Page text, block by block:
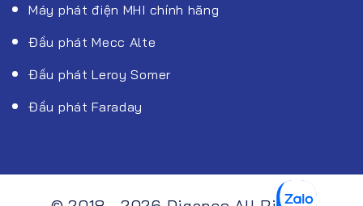
Máy phát điện MHI chính hãng
Đầu phát Mecc Alte
Đầu phát Leroy Somer
Đầu phát Faraday